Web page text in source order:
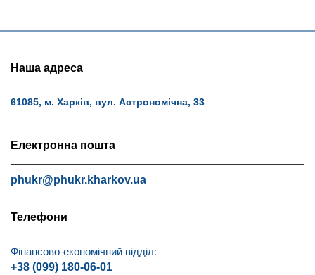
Наша адреса
61085, м. Харків, вул. Астрономічна, 33
Електронна пошта
phukr@phukr.kharkov.ua
Телефони
Фінансово-економічний відділ:
+38 (099) 180-06-01